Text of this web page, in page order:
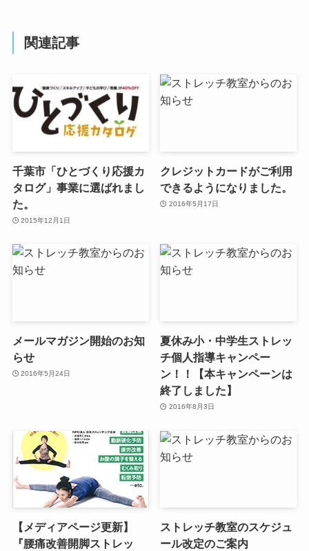
関連記事
千葉市「ひとづくり応援カ
タログ」事業に選ばれまし
た。
2015年12月1日
クレジットカードがご利用
できるようになりました。
2016年5月17日
メールマガジン開始のお知
らせ
2016年5月24日
夏休み小・中学生ストレッ
チ個人指導キャンペー
ン！！【本キャンペーンは
終了しました】
2016年8月3日
【メディアページ更新】
『腰痛改善開脚ストレッ
ストレッチ教室のスケジュ
ール改定のご案内